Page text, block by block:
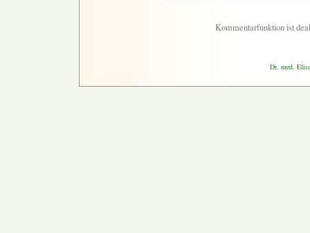
Kommentarfunktion ist
Dr. med.